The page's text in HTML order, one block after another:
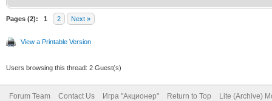
Pages (2): 1 2 Next »
View a Printable Version
Users browsing this thread: 2 Guest(s)
Forum Team Contact Us Игра "Акционер" Return to Top Lite (Archive)